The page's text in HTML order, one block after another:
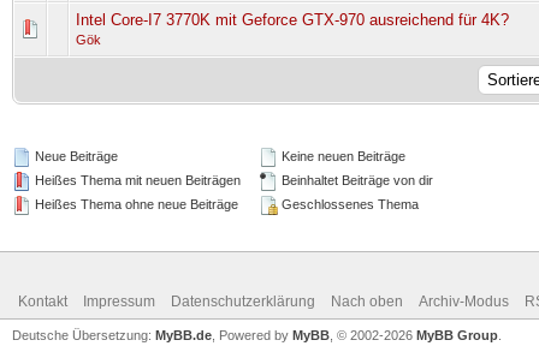
Intel Core-I7 3770K mit Geforce GTX-970 ausreichend für 4K?
Gök
0 Bewertung(en) - 0 von 5 durchschnittlich
12345
Neue Beiträge
Heißes Thema mit neuen Beiträgen
Heißes Thema ohne neue Beiträge
Keine neuen Beiträge
Beinhaltet Beiträge von dir
Geschlossenes Thema
Kontakt Impressum Datenschutzerklärung Nach oben Archiv-Modus
Deutsche Übersetzung: MyBB.de , Powered by MyBB , © 2002-2026 MyBB Group